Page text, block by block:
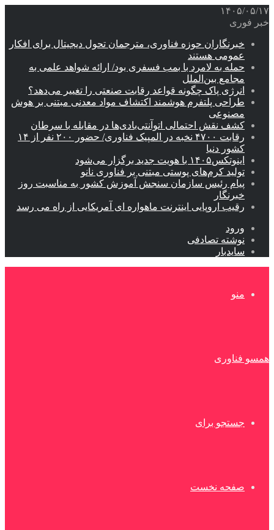
۱۴۰۵/۰۵/۱۷
خبر فوری
خبرنگاران حوزه فناوری، مترجمان تحول دیجیتال برای افکار
عمومی هستند
حمله به لامرد با بمب فسفری بود/ ارائه شواهد علمی به
مجامع بین‌الملل
انرژی پاک چگونه قواعد رقابت صنعتی را تغییر می‌دهد؟
طراحی پلتفرم هوشمند اکتشاف مواد معدنی مبتنی بر هوش
مصنوعی
کشف نقش احتمالی اتوآنتی‌بادی‌ها در مقابله با سرطان
رقابت ۴۷۰۰ نخبه در المپیک فناوری/ حضور ۲۰۰ نفر از ۱۴
کشور دنیا
اینوتکس۱۴۰۵ با هویت جدید برگزار می‌شود
تولید کرم‌های پوستی مبتنی بر فناوری نانو
پیام رئیس سازمان سنجش آموزش کشور به مناسبت روز
خبرنگار
رقیب اروپایی اینترنت ماهواره ای آمریکایی از راه می رسد
ورود
نوشته تصادفی
سایدبار
منو
همسو فناوری
جستجو برای
صفحه نخست